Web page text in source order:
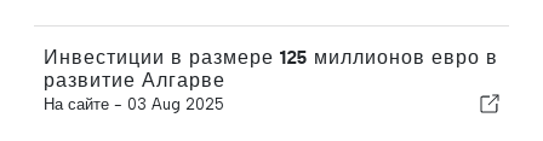
Инвестиции в размере 125 миллионов евро в
развитие Алгарве
На сайте - 03 Aug 2025